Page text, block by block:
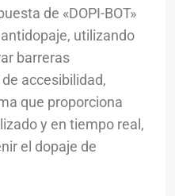
de «DOPI-BOT»
utilizando
barreras
accesibilidad,
que proporciona
y en tiempo real,
el dopaje de